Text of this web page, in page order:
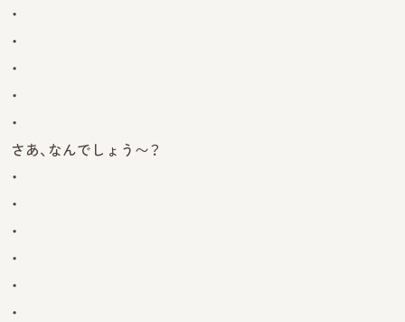
・
・
・
・
・
さあ、なんでしょう〜？
・
・
・
・
・
・